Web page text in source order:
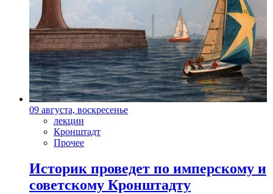
09 августа, воскресенье
лекции
Кронштадт
Прочее
Историк проведет по имперскому и
советскому Кронштадту